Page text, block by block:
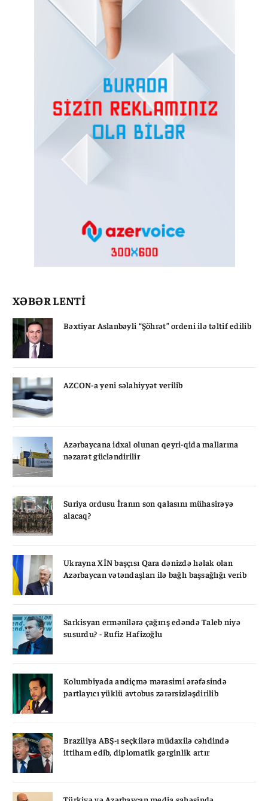
XƏBƏR LENTİ
Bəxtiyar Aslanbəyli “Şöhrət” ordeni ilə təltif edilib
AZCON-a yeni səlahiyyət verilib
Azərbaycana idxal olunan qeyri-qida mallarına
nəzarət gücləndirilir
Suriya ordusu İranın son qalasını mühasirəyə
alacaq?
Ukrayna XİN başçısı Qara dənizdə həlak olan
Azərbaycan vətəndaşları ilə bağlı başsağlığı verib
Sarkisyan ermənilərə çağırış edəndə Taleb niyə
susurdu? - Rufiz Hafizoğlu
Kolumbiyada andiçmə mərasimi ərəfəsində
partlayıcı yüklü avtobus zərərsizləşdirilib
Braziliya ABŞ-ı seçkilərə müdaxilə cəhdində
ittiham edib, diplomatik gərginlik artır